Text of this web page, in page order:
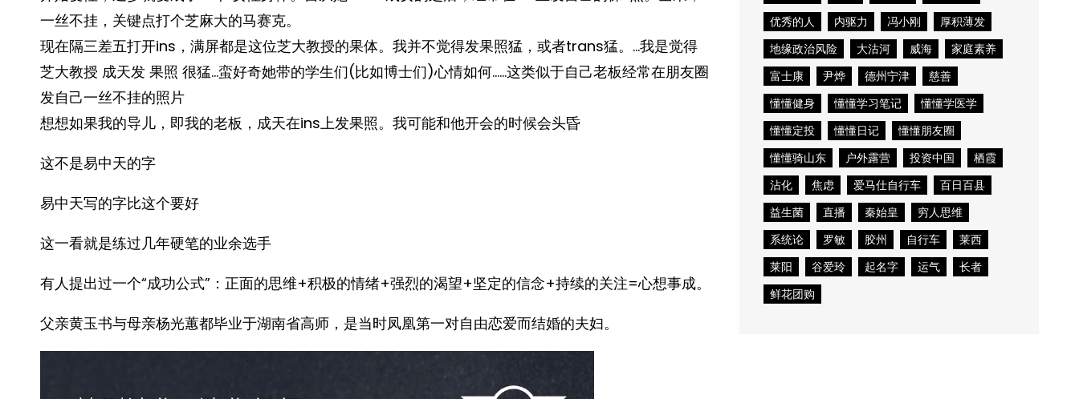
一丝不挂，关键点打个芝麻大的马赛克。
现在隔三差五打开ins，满屏都是这位芝大教授的果体。我并不觉得发果照猛，或者trans猛。…我是觉得
芝大教授 成天发 果照 很猛…蛮好奇她带的学生们(比如博士们)心情如何……这类似于自己老板经常在朋友圈
发自己一丝不挂的照片
想想如果我的导儿，即我的老板，成天在ins上发果照。我可能和他开会的时候会头昏
这不是易中天的字
易中天写的字比这个要好
这一看就是练过几年硬笔的业余选手
有人提出过一个“成功公式”：正面的思维+积极的情绪+强烈的渴望+坚定的信念+持续的关注=心想事成。
父亲黄玉书与母亲杨光蕙都毕业于湖南省高师，是当时凤凰第一对自由恋爱而结婚的夫妇。
优秀的人
内驱力 冯小刚
厚积薄发
地缘政治风险
大沽河 威海
家庭素养
富士康
尹烨 德州宁津
慈善
懂懂健身
懂懂学习笔记
懂懂学医学
懂懂定投
懂懂日记
懂懂朋友圈
懂懂骑山东
户外露营 投资中国
栖霞
沾化
焦虑 爱马仕自行车
百日百县
益生菌
直播 秦始皇
穷人思维
系统论
罗敏 胶州 自行车
莱西
莱阳
谷爱玲 起名字 运气
长者
鲜花团购